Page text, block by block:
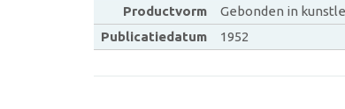
Productvorm
Gebonden in
Publicatiedatum
1952